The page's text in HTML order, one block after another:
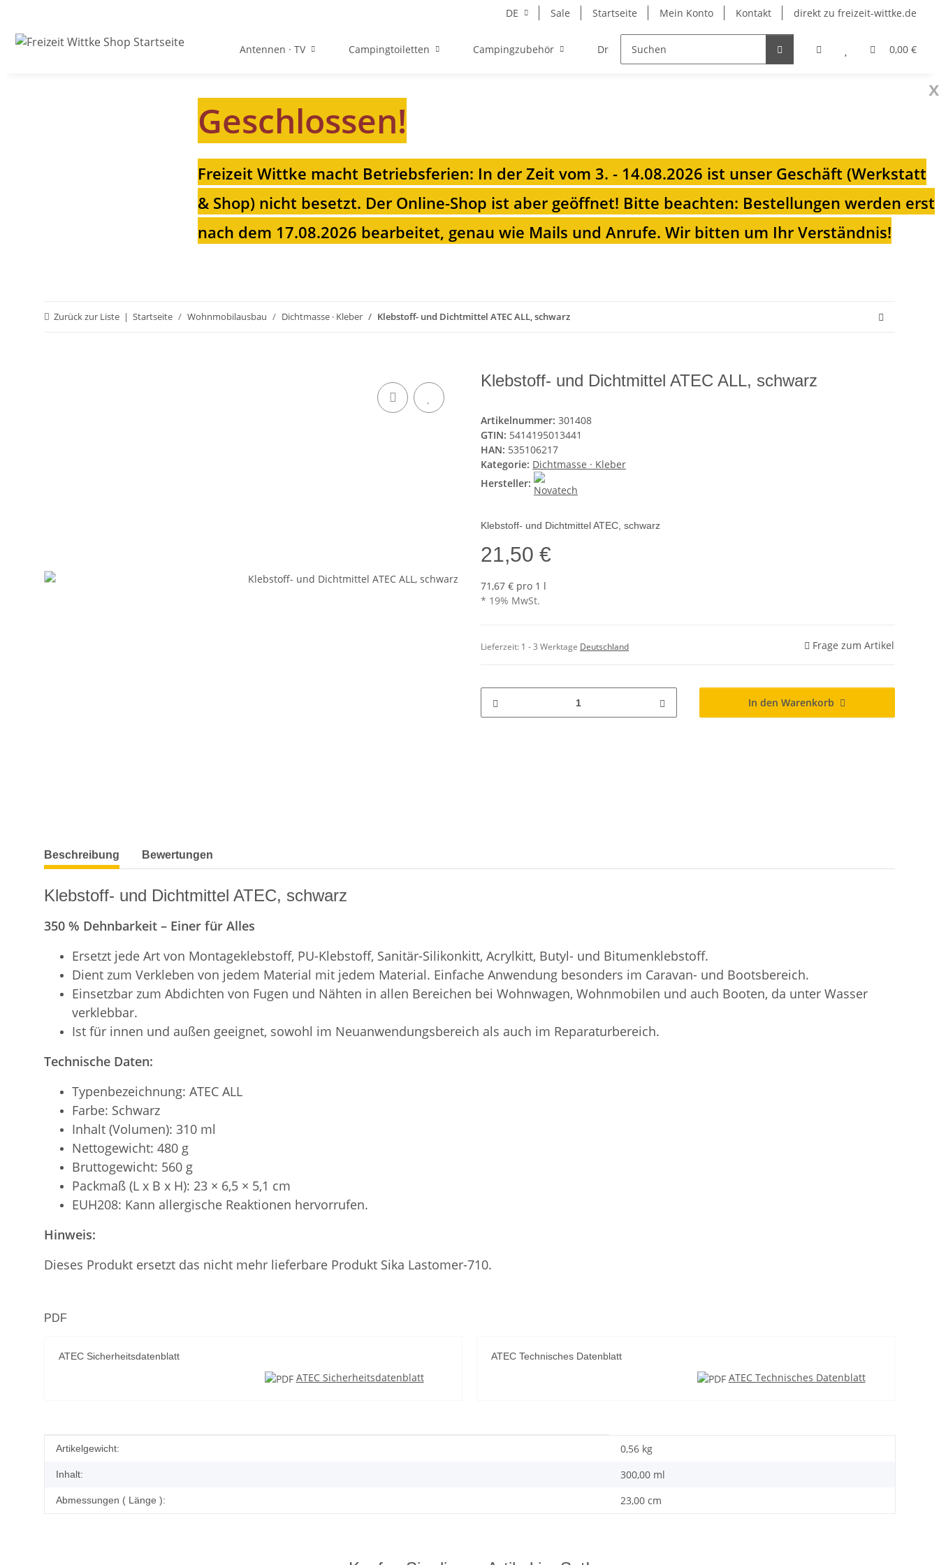
DE Sale Startseite Mein Konto Kontakt direkt zu freizeit-wittke.de
0,00 €
Antennen · TV Campingtoiletten Campingzubehör Drehkonsolen Heizungen für Ihren
x
Geschlossen!
Freizeit Wittke macht Betriebsferien: In der Zeit vom 3. - 14.08.2026 ist unser Geschäft (Werkstatt
& Shop) nicht besetzt. Der Online-Shop ist aber geöffnet! Bitte beachten: Bestellungen werden erst
nach dem 17.08.2026 bearbeitet, genau wie Mails und Anrufe. Wir bitten um Ihr Verständnis!
Zurück zur Liste Startseite Wohnmobilausbau Dichtmasse · Kleber Klebstoff- und Dichtmittel ATEC ALL, schwarz
Klebstoff- und Dichtmittel ATEC ALL, schwarz
Artikelnummer: 301408
GTIN: 5414195013441
HAN: 535106217
Kategorie: Dichtmasse · Kleber
Hersteller:
Klebstoff- und Dichtmittel ATEC, schwarz
21,50 €
71,67 € pro 1 l
* 19% MwSt.
Lieferzeit: 1 - 3 Werktage Deutschland Frage zum Artikel
In den Warenkorb
weitere Registerkarten anzeigen
Beschreibung Bewertungen
Klebstoff- und Dichtmittel ATEC, schwarz
350 % Dehnbarkeit – Einer für Alles
Ersetzt jede Art von Montageklebstoff, PU-Klebstoff, Sanitär-Silikonkitt, Acrylkitt, Butyl- und Bitumenklebstoff.
Dient zum Verkleben von jedem Material mit jedem Material. Einfache Anwendung besonders im Caravan- und Bootsbereich.
Einsetzbar zum Abdichten von Fugen und Nähten in allen Bereichen bei Wohnwagen, Wohnmobilen und auch Booten, da unter Wasser
verklebbar.
Ist für innen und außen geeignet, sowohl im Neuanwendungsbereich als auch im Reparaturbereich.
Technische Daten:
Typenbezeichnung: ATEC ALL
Farbe: Schwarz
Inhalt (Volumen): 310 ml
Nettogewicht: 480 g
Bruttogewicht: 560 g
Packmaß (L x B x H): 23 × 6,5 × 5,1 cm
EUH208: Kann allergische Reaktionen hervorrufen.
Hinweis:
Dieses Produkt ersetzt das nicht mehr lieferbare Produkt Sika Lastomer-710.
PDF
ATEC Sicherheitsdatenblatt
ATEC Sicherheitsdatenblatt
ATEC Technisches Datenblatt
ATEC Technisches Datenblatt
Produkteigenschaft
Wert
Artikelgewicht: 0,56 kg
Inhalt: 300,00 ml
Abmessungen ( Länge ): 23,00 cm